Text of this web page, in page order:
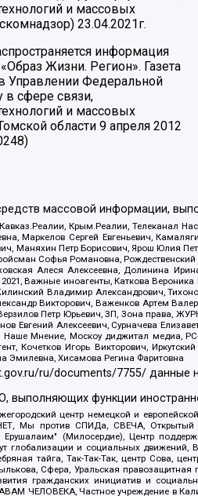
и массовых
23.04.2021г.
информация
Жизни. Регион». Газета
Управлении Федеральной
в сфере связи,
и массовых
области 9 апреля 2012
массовой информации,
Крым.Реалии, Телеканал
Маркелов Сергей Евгеньевич,
Маняхин Петр Борисович, Ярош Юлия
Софья Романовна,
Алеся Алексеевна, Долинина
2021, Важные иноагенты, Каткова
Владимир Александрович,
Викторович, Важенков Артем
Петр Юрьевич, ЗП, Зона права,
Евгений Алексеевич, Сурначева
Мнение, Москоу диджитал медиа,
Кочетков Игорь Викторович,
Эмилевна, Хисамова Регина Фаритовна
ru/documents/7755/ данные
выполняющих функции
центр немецкой и
Мы против СПИДа, СВЕЧА, Открытый
(Милосердие), Центр
глобализации и социальных
тайга, Так-Так-Так, центр Сова,
Сфера, Уральская
гражданских инициатив и
ЧЕЛОВЕКА, Частное учреждение в